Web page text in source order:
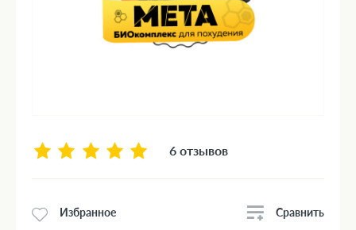
6 отзывов
Избранное Сравнить